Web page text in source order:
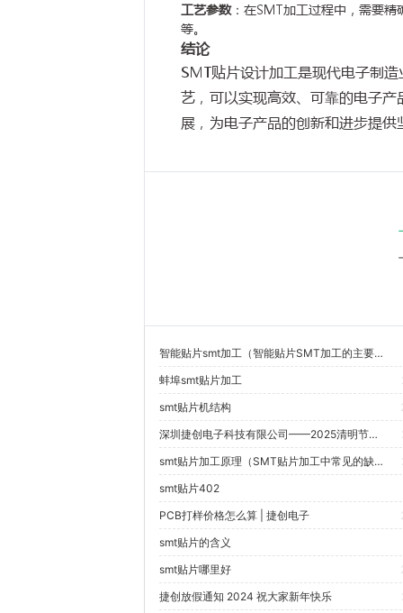
工艺参数：在SMT加工过程中，需要
等。
结论
SMT贴片设计加工是现代电子制
艺，可以实现高效、可靠的电子
展，为电子产品的创新和进步提供
智能贴片smt加工（智能贴片SMT加工的主要技术难点有哪些？）
蚌埠smt贴片加工
smt贴片机结构
深圳捷创电子科技有限公司——2025清明节放假通知
smt贴片加工原理（SMT贴片加工中常见的缺陷及其解决方法有哪些？）
smt贴片402
PCB打样价格怎么算 | 捷创电子
smt贴片的含义
smt贴片哪里好
捷创放假通知 2024 祝大家新年快乐